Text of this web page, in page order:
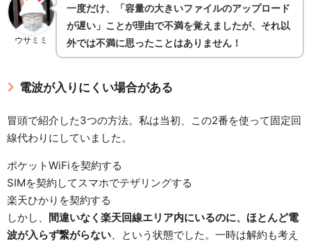
ウサミミ
一度だけ、「容量の大きいファイルのアップロード
が遅い」ことが理由で不満を覚えましたが、それ以
外では不満に思ったことはありません！
電波が入りにくい場合がある
冒頭で紹介した3つの方法。私は当初、この2番を使って固定回
線代わりにしていました。
ポケットWiFiを契約する
SIMを契約してスマホでテザリングする
楽天ひかりを契約する
しかし、 間違いなく楽天回線エリア内にいるのに、ほとんど電
波が入らず繋がらない、という状態でした。一時は解約も考え